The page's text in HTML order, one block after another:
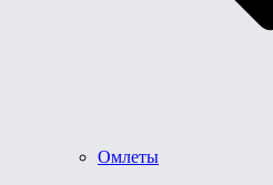
Омлеты